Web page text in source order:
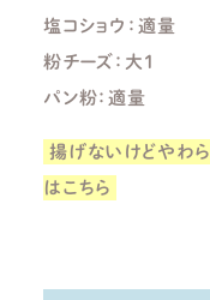
塩コショウ：適量
粉チーズ：大１
パン粉：適量
揚げないけどやわ
はこちら